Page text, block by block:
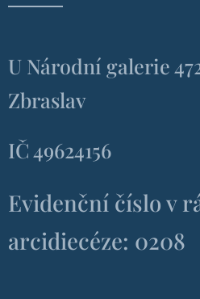
U Národní galerie
Zbraslav
IČ 49624156
Evidenční číslo v
arcidiecéze: 0208